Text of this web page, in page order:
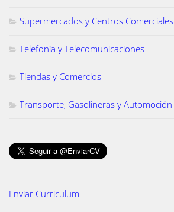
Supermercados y Centros Comerciales
Telefonía y Telecomunicaciones
Tiendas y Comercios
Transporte, Gasolineras y Automoción
Enviar Curriculum